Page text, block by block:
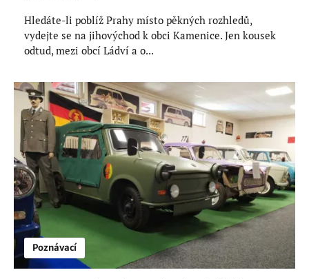
Hledáte-li poblíž Prahy místo pěkných rozhledů,
vydejte se na jihovýchod k obci Kamenice. Jen kousek
odtud, mezi obcí Ládví a o...
Poznávací